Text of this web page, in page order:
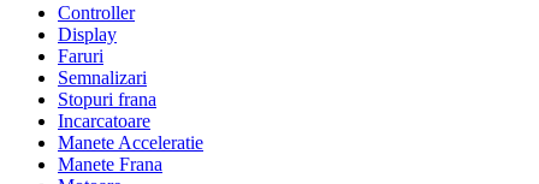
Controller
Display
Faruri
Semnalizari
Stopuri frana
Incarcatoare
Manete Acceleratie
Manete Frana